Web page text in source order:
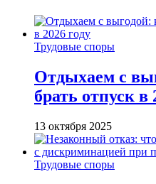
Трудовые споры
Отдыхаем с
брать отпуск в
13 октября 2025
Трудовые споры